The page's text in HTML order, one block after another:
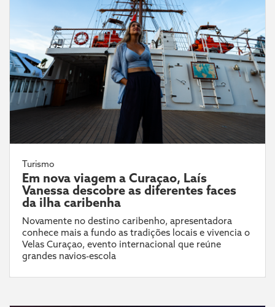
Turismo
Em nova viagem a Curaçao, Laís
Vanessa descobre as diferentes faces
da ilha caribenha
Novamente no destino caribenho, apresentadora
conhece mais a fundo as tradições locais e vivencia o
Velas Curaçao, evento internacional que reúne
grandes navios-escola